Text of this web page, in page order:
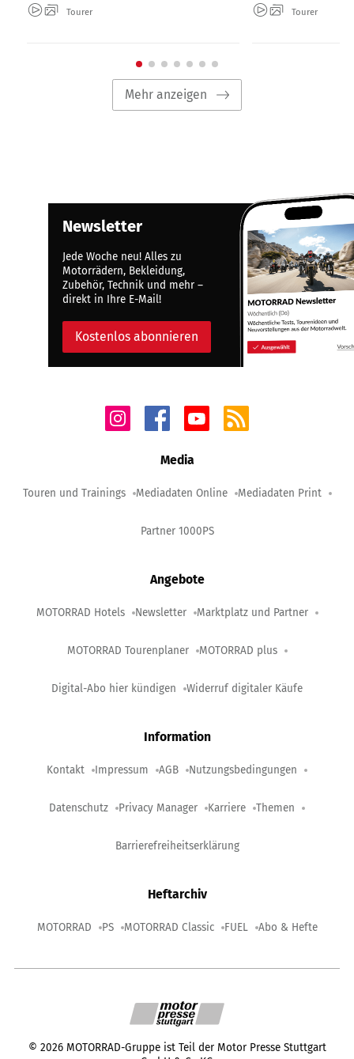
Tourer Tourer
Mehr anzeigen
Newsletter
Jede Woche neu! Alles zu
Motorrädern, Bekleidung,
Zubehör, Technik und mehr –
direkt in Ihre E-Mail!
Kostenlos abonnieren
Media
Touren und Trainings Mediadaten Online Mediadaten Print
Partner 1000PS
Angebote
MOTORRAD Hotels Newsletter Marktplatz und Partner
MOTORRAD Tourenplaner MOTORRAD plus
Digital-Abo hier kündigen Widerruf digitaler Käufe
Information
Kontakt Impressum AGB Nutzungsbedingungen
Datenschutz Privacy Manager Karriere Themen
Barrierefreiheitserklärung
Heftarchiv
MOTORRAD PS MOTORRAD Classic FUEL Abo & Hefte
© 2026 MOTORRAD-Gruppe ist Teil der Motor Presse Stuttgart